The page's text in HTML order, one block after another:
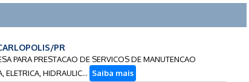
PR
PARA PRESTACAO DE SERVICOS DE MANUTENCAO
ELETRICA, HIDRAULIC... Saiba mais